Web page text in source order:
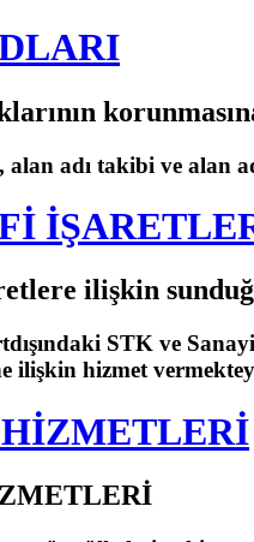
alan adı takibi ve alan
ilişkin
STK ve
ilişkin hizmet